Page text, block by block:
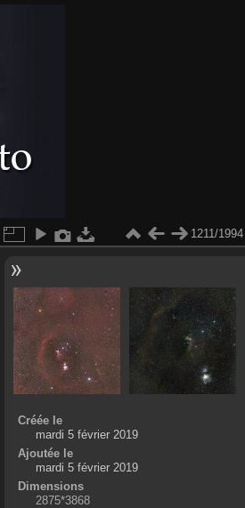
1211/1994
Créée le
mardi 5 février 2019
Ajoutée le
mardi 5 février 2019
Dimensions
2875*3868